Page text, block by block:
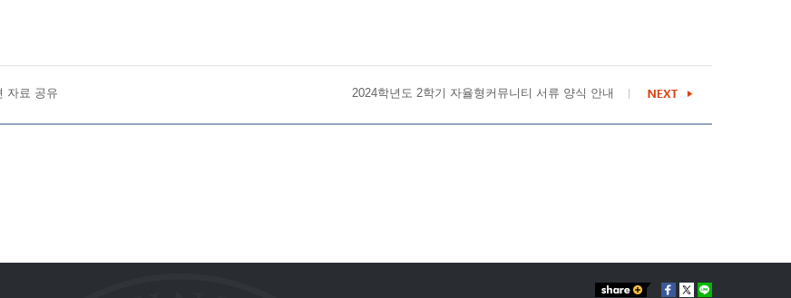
자료 공유 2024학년도 2학기 자율형커뮤니티 서류 양식 안내